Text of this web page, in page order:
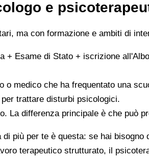
e
ma con formazione e ambiti di
+ Esame di Stato + iscrizione
o medico che ha frequentato una
trattare disturbi psicologici.
La differenza principale è che può
più per te è questa: se hai
terapeutico strutturato, il